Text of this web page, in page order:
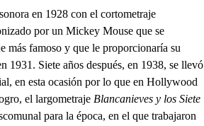
en 1928 con el cortometraje
por un Mickey Mouse que se
más famoso y que le proporcionaría su
1931. Siete años después, en 1938, se llevó
en esta ocasión por lo que en Hollywood
el largometraje Blancanieves y los Siete
para la época, en el que trabajaron